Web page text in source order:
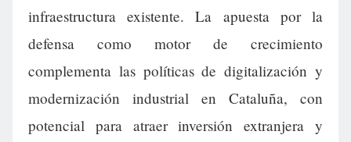
infraestructura existente. La apuesta por la
defensa como motor de crecimiento
complementa las políticas de digitalización y
modernización industrial en Cataluña, con
potencial para atraer inversión extranjera y